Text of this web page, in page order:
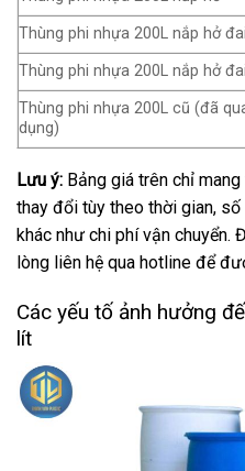
Thùng phi nhựa 200L nắp hở
Thùng phi nhựa 200L nắp hở
Thùng phi nhựa 200L cũ (đã
dụng)
Lưu ý: Bảng giá trên chỉ
thay đổi tùy theo thời gian,
khác như chi phí vận chuyển.
lòng liên hệ qua hotline để
Các yếu tố ảnh hưởng
lít